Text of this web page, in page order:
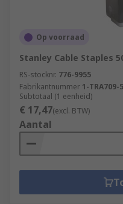
Op voorraad
Stanley Cable Staples
RS-stocknr. 776-9955
Fabrikantnummer 1-TRA709-
Subtotaal (1 eenheid)
€ 17,47(excl. BTW)
Aantal